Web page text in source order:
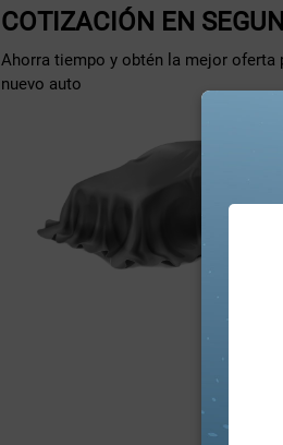
COTIZACIÓN EN
Ahorra tiempo y obtén la mejor oferta
nuevo auto